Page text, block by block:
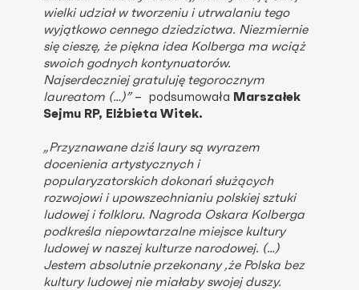
wielki udział w tworzeniu i utrwalaniu tego
wyjątkowo cennego dziedzictwa. Niezmiernie
się cieszę, że piękna idea Kolberga ma wciąż
swoich godnych kontynuatorów.
Najserdeczniej gratuluję tegorocznym
laureatom (…)”– podsumowała Marszałek
Sejmu RP, Elżbieta Witek.
„Przyznawane dziś laury są wyrazem
docenienia artystycznych i
popularyzatorskich dokonań służących
rozwojowi i upowszechnianiu polskiej sztuki
ludowej i folkloru. Nagroda Oskara Kolberga
podkreśla niepowtarzalne miejsce kultury
ludowej w naszej kulturze narodowej. (…)
Jestem absolutnie przekonany ,że Polska bez
kultury ludowej nie miałaby swojej duszy.